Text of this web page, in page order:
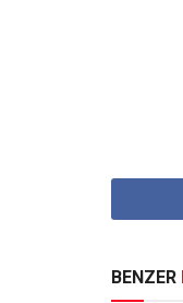
BENZER